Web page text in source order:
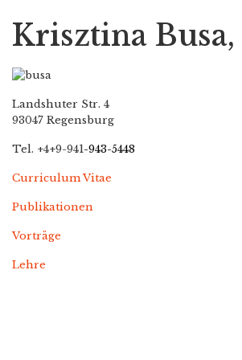
Krisztina Busa,
Landshuter Str. 4
93047 Regensburg
Tel. +4+9-941-943-5448
Curriculum Vitae
Publikationen
Vorträge
Lehre